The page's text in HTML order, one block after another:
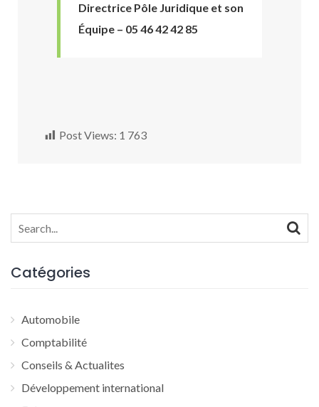
Directrice Pôle Juridique et son
Équipe – 05 46 42 42 85
Post Views: 1 763
Search
for:
Catégories
Automobile
Comptabilité
Conseils & Actualites
Développement international